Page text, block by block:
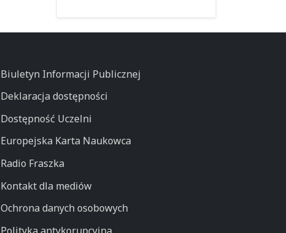
Biuletyn Informacji Publicznej
Deklaracja dostępności
Dostępność Uczelni
Europejska Karta Naukowca
Radio Fraszka
Kontakt dla mediów
Ochrona danych osobowych